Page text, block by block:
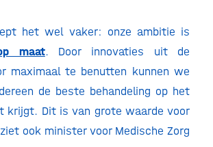
het wel vaker: onze ambitie is
maat. Door innovaties uit de
maximaal te benutten kunnen we
de beste behandeling op het
krijgt. Dit is van grote waarde voor
ook minister voor Medische Zorg